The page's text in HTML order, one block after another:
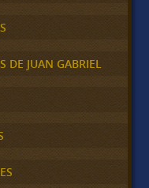
DE JUAN GABRIEL